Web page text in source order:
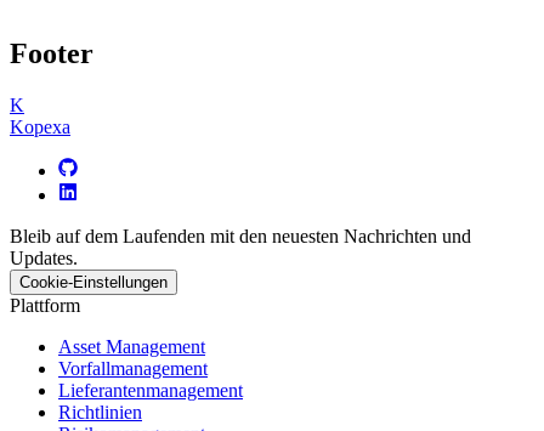
Footer
K
Kopexa
Bleib auf dem Laufenden mit den neuesten Nachrichten und
Updates.
Cookie-Einstellungen
Plattform
Asset Management
Vorfallmanagement
Lieferantenmanagement
Richtlinien